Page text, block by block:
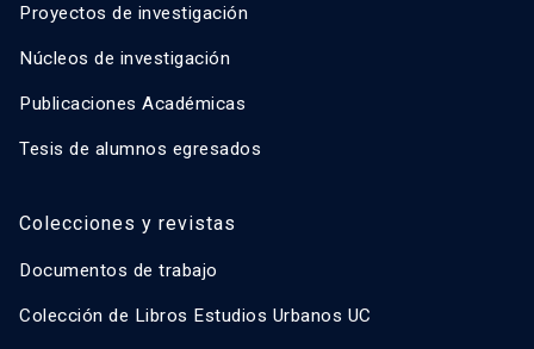
Proyectos de investigación
Núcleos de investigación
Publicaciones Académicas
Tesis de alumnos egresados
Colecciones y revistas
Documentos de trabajo
Colección de Libros Estudios Urbanos UC